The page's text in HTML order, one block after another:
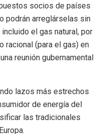
socios de países
podrán arreglárselas sin
el gas natural, por
racional (para el gas) en
reunión gubernamental
lazos más estrechos
de energía del
las tradicionales